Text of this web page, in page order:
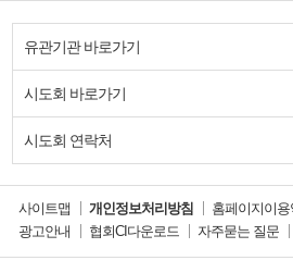
유관기관 바로가기
시도회 바로가기
시도회 연락처
사이트맵 개인정보처리방침 홈페이지이용
광고안내
협회CI다운로드 자주묻는 질문